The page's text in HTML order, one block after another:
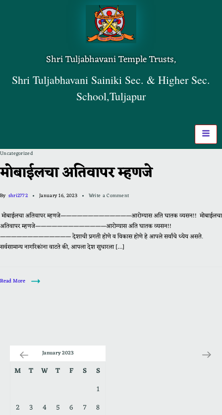
Shri Tuljabhavani Temple Trusts,
Shri Tuljabhavani Sainiki Sec. & Higher Sec.
School,Tuljapur
Uncategorized
मोबाईलचा अतिवापर म्हणजे
By shri2772 January 16, 2023 Write a Comment
मोबाईलचा अतिवापर म्हणजे—————————————आरोग्यास अति घातक व्यसन!! मोबाईलचा
अतिवापर म्हणजे—————————————आरोग्यास अति घातक व्यसन!!
————————————— देशाची प्रगती होणे व विकास होणे हे आपले सर्वांचे ध्येय असते.
सर्वसामान्य नागरिकांना वाटते की, आपला देश सुधारला […]
Read More
January 2023
M T W T F S
S
1
2
3 4 5 6 7
8